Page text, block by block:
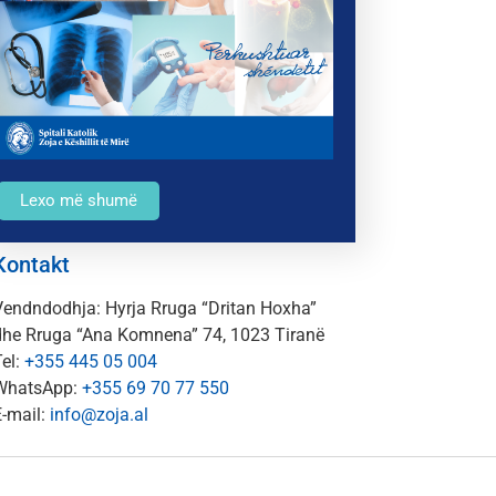
Lexo më shumë
Hyrja Rruga “Dritan Hoxha”
Rruga “Ana Komnena” 74, 1023 Tiranë
+355 445 05 004
+355 69 70 77 550
mail: info@zoja.al